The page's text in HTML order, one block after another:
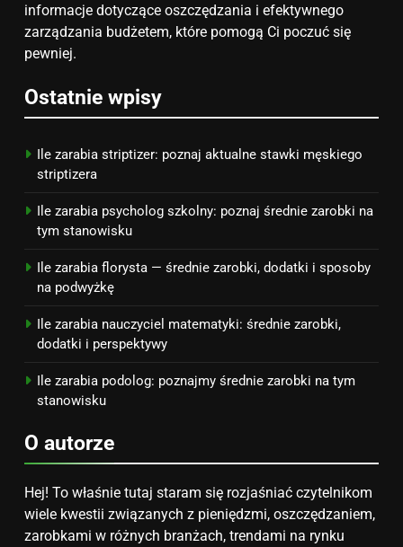
na narodziny dziecka: ile to
kosztuje i jak zaplanować
PORADY
Netflix tagger — czym jest,
PRACA
informacje dotyczące oszczędzania i efektywnego
zarządzania budżetem, które pomogą Ci poczuć się
pewniej.
Ostatnie wpisy
Ile zarabia striptizer: poznaj aktualne stawki męskiego
striptizera
Ile zarabia psycholog szkolny: poznaj średnie zarobki na
tym stanowisku
Ile zarabia florysta — średnie zarobki, dodatki i sposoby
na podwyżkę
Ile zarabia nauczyciel matematyki: średnie zarobki,
dodatki i perspektywy
Ile zarabia podolog: poznajmy średnie zarobki na tym
stanowisku
O autorze
Hej! To właśnie tutaj staram się rozjaśniać czytelnikom
wiele kwestii związanych z pieniędzmi, oszczędzaniem,
zarobkami w różnych branżach, trendami na rynku